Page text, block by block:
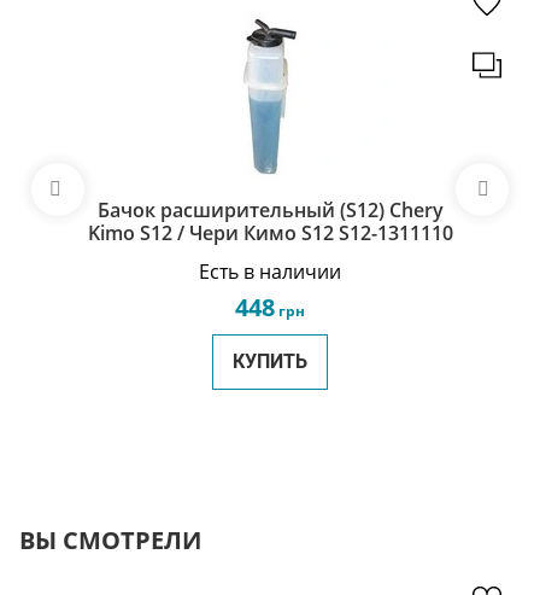
Бачок расширительный (S12) Chery
Kimo S12 / Чери Кимо S12 S12-1311110
Есть в наличии
448 грн
КУПИТЬ
ВЫ СМОТРЕЛИ